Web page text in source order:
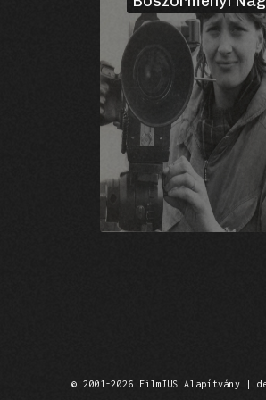
© 2001-2026 FilmJUS Alapítvány |